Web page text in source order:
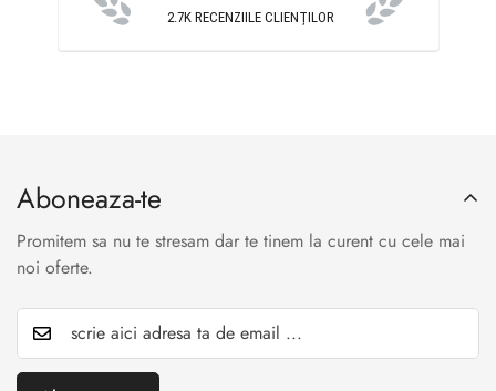
2.7K RECENZIILE CLIENȚILOR
Aboneaza-te
Promitem sa nu te stresam dar te tinem la curent cu cele mai
noi oferte.